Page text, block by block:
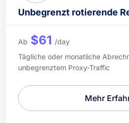
Unbegrenzt rotierende
Ab $61 /day
Tägliche oder monatliche
unbegrenztem Proxy-Traffic
Mehr